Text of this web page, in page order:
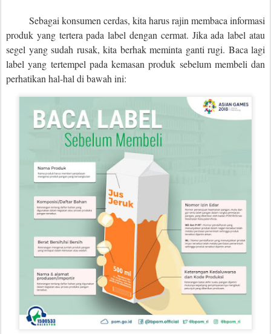
Sebagai konsumen cerdas, kita harus rajin membaca informasi
produk yang tertera pada label dengan cermat. Jika ada label atau
segel yang sudah rusak, kita berhak meminta ganti rugi. Baca lagi
label yang tertempel pada kemasan produk sebelum membeli dan
perhatikan hal-hal di bawah ini: